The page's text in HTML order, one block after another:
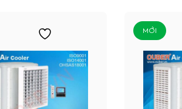
MỚI